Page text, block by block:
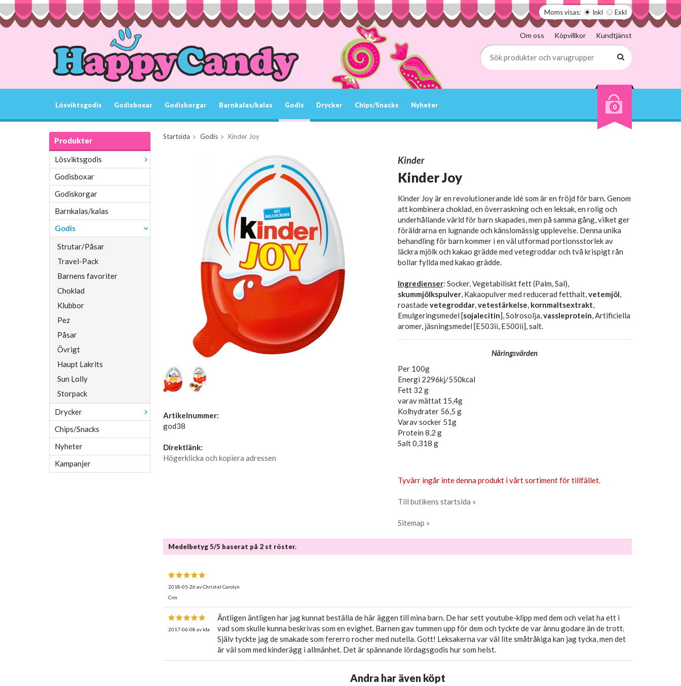
Moms visas: Inkl Exkl
Om oss Köpvillkor Kundtjänst
Lösviktsgodis Godisboxar Godiskorgar Barnkalas/kalas Godis Drycker Chips/Snacks Nyheter 0
Produkter
Lösviktsgodis
Godisboxar
Godiskorgar
Barnkalas/kalas
Godis
Strutar/Påsar
Travel-Pack
Barnens favoriter
Choklad
Klubbor
Pez
Påsar
Övrigt
Haupt Lakrits
Sun Lolly
Storpack
Drycker
Chips/Snacks
Nyheter
Kampanjer
Startsida Godis Kinder Joy
Kinder
Kinder Joy
Kinder Joyären revolutionerande idésom ären fröjd förbarn.Genom
att kombinera choklad,en överraskningoch en leksak,en roligoch
underhållandevärld för barn skapades, men på samma gång, vilket ger
föräldrarna en lugnandeoch känslomässig upplevelse. Denna unika
behandling förbarn kommer i en väl utformad portionsstorlekav
läckra mjölkoch kakao gräddemed vetegroddar och två krispigtrån
bollarfyllda med kakao grädde.
Ingredienser: Socker, Vegetabiliskt fett (Palm, Sal),
skummjölkspulver, Kakaopulver med reducerad fetthalt,vetemjöl,
roastadevetegroddar,vetestärkelse, kornmaltsextrakt,
Emulgeringsmedel [sojalecitin], Solrosolja,vassleprotein, Artificiella
aromer, jäsningsmedel [E503ii, E500ii], salt.
Näringsvärden
Per 100g
Energi 2296kj/550kcal
Fett 32 g
varav mättat 15,4g
Kolhydrater 56,5 g
Varav socker 51g
Protein 8,2 g
Salt 0,318 g
Tyvärr ingår inte denna produkt i vårt sortiment för tillfället.
Till butikens startsida »
Sitemap »
Artikelnummer:
god38
Direktlänk:
Högerklicka och kopiera adressen
Medelbetyg5/5 baserat på 2 st röster.
2018-05-26 avChristel Carolyn
Cim
2017-06-08 av Ida
Äntligen äntligen har jag kunnat beställa de här äggen till mina barn. De har sett youtube-klipp med dem och velat ha ett i
vad som skulle kunna beskrivas som en evighet. Barnen gav tummen upp för dem och tyckte de var ännu godare än de trott.
Själv tyckte jag de smakade som fererro rocher med nutella. Gott! Leksakerna var väl lite småtråkiga kan jag tycka, men det
är väl som med kinderägg i allmänhet. Det är spännande lördagsgodis hur som helst.
Andra har även köpt